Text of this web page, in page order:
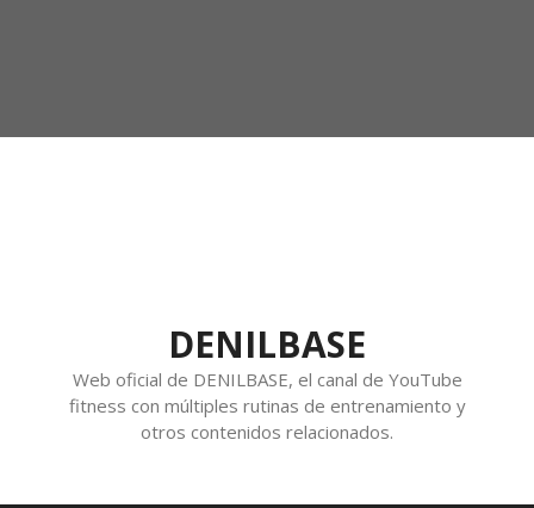
DENILBASE
Web oficial de DENILBASE, el canal de YouTube
fitness con múltiples rutinas de entrenamiento y
otros contenidos relacionados.